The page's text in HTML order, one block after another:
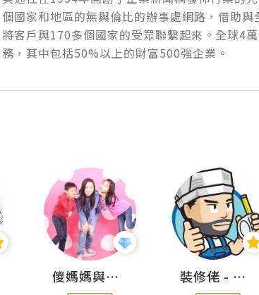
個國家和地區的無與倫比的辦事處網路，借助
將客戶與170多個國家的受眾聯繫起來。全球4
務，其中包括50%以上的財富500強企業。
儍媽媽與兩隻小魔怪之家 裝修佬 - 香港一站式網上裝修平台